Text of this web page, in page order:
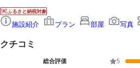
ふるさと納税対象
施設紹介 プラン 部屋 写真
クチコミ
総合評価 5